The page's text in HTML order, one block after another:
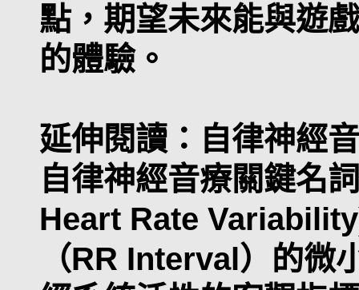
點，期望未來能與遊
的體驗。
延伸閱讀：自律神經
自律神經音療關鍵名
Heart Rate
（RR Interval）的微